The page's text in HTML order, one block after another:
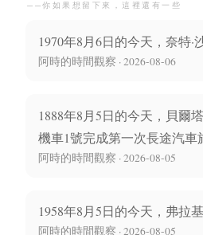
──你如果想留下來，這裡還有一些
1970年8月6日的今天，奈特·
阿時的時間觀察 · 2026-08-06
1888年8月5日的今天，貝爾
機車1號完成第一次長途汽車
阿時的時間觀察 · 2026-08-05
1958年8月5日的今天，弗拉
阿時的時間觀察 · 2026-08-05